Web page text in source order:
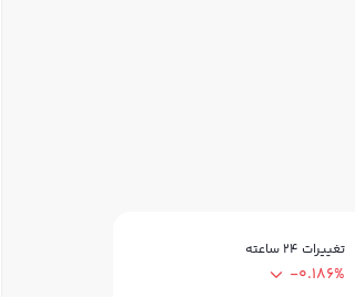
تغییرات ۲۴ ساعته
-0.186%